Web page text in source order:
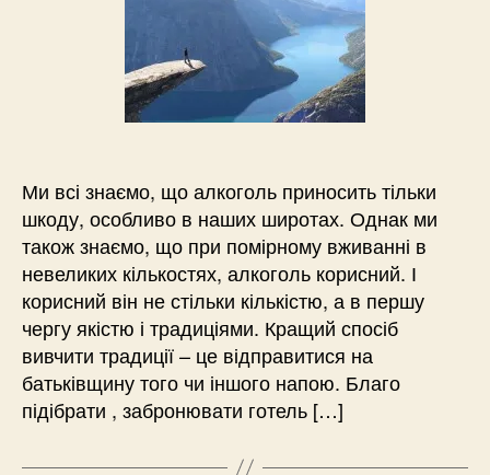
Ми всі знаємо, що алкоголь приносить тільки
шкоду, особливо в наших широтах. Однак ми
також знаємо, що при помірному вживанні в
невеликих кількостях, алкоголь корисний. І
корисний він не стільки кількістю, а в першу
чергу якістю і традиціями. Кращий спосіб
вивчити традиції – це відправитися на
батьківщину того чи іншого напою. Благо
підібрати , забронювати готель […]